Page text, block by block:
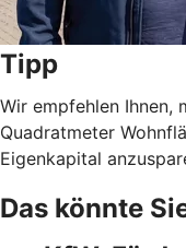
Tipp
Wir empfehlen Ihnen,
Quadratmeter
Eigenkapital
Das könnte